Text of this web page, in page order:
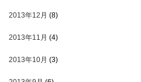
2013年12月 (8)
2013年11月 (4)
2013年10月 (3)